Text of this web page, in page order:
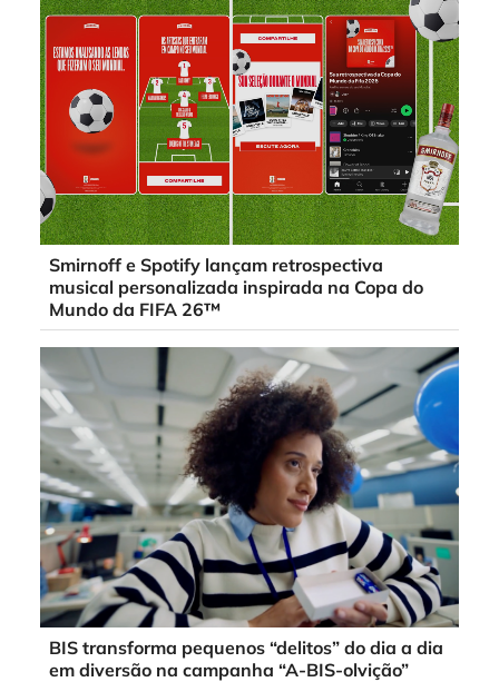
Smirnoff e Spotify lançam retrospectiva
musical personalizada inspirada na Copa do
Mundo da FIFA 26™
BIS transforma pequenos “delitos” do dia a dia
em diversão na campanha “A-BIS-olvição”